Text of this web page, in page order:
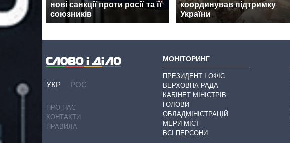
нові санкції проти росії та її
союзників
координував підтримку
України
УКР РОС
ПРО НАС
КОНТАКТИ
ПРАВИЛА
МОНІТОРИНГ
ПРЕЗИДЕНТ І ОФІС
ВЕРХОВНА РАДА
КАБІНЕТ МІНІСТРІВ
ГОЛОВИ
ОБЛАДМІНІСТРАЦІЙ
МЕРИ МІСТ
ВСІ ПЕРСОНИ